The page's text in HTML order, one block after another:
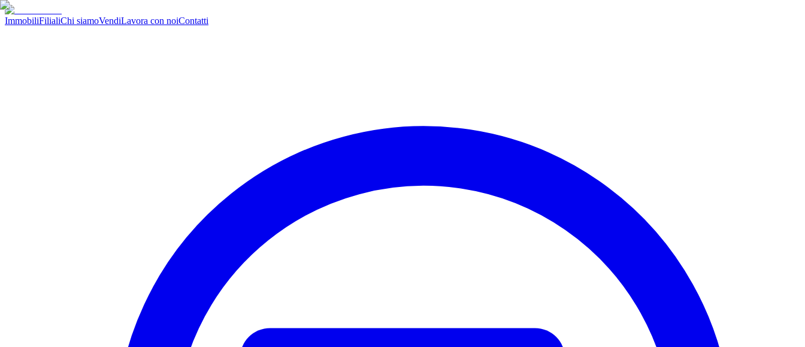
ImmobiliFilialiChi siamoVendiLavora con noiContatti